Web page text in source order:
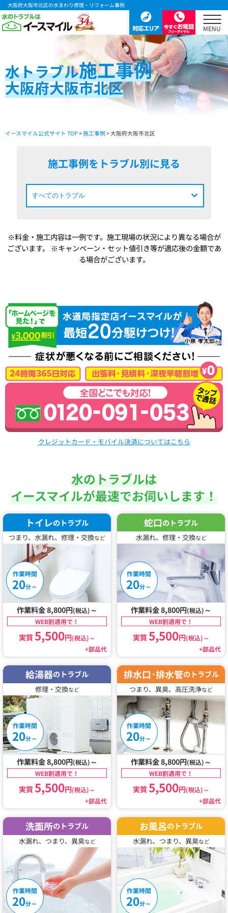
大阪府大阪市北区の水まわり修理・リフォーム事例
水トラブル施工事例
大阪府大阪市北区
イースマイル公式サイト TOP>施工事例 > 大阪府大阪市北区
施工事例をトラブル別に見る
※料金・施工内容は一例です。施工現場の状況により異なる場合が
ございます。
※キャンペーン・セット値引き等が適応後の金額であ
る場合がございます。
クレジットカード・モバイル決済についてはこちら
水のトラブルは
イースマイルが最速でお伺いします！
トイレのトラブル
つまり、水漏れ、修理・交換など
作業時間
20分～
作業料金 8,800円(税込) ～
WEB割適用で！
実質5,500円(税込)～
+部品代
蛇口のトラブル
水漏れ、修理・交換など
作業時間
20分～
作業料金 8,800円(税込) ～
WEB割適用で！
実質5,500円(税込)～
+部品代
給湯器のトラブル
修理・交換など
作業時間
20分～
作業料金 8,800円(税込) ～
WEB割適用で！
実質5,500円(税込)～
+部品代
排水口･排水管のトラブル
つまり、異臭、高圧洗浄など
作業時間
20分～
作業料金 8,800円(税込) ～
WEB割適用で！
実質5,500円(税込)～
+部品代
洗面所のトラブル
水漏れ、つまり、異臭など
作業時間
20分～
お風呂のトラブル
水漏れ、つまり、異臭など
作業時間
20分～